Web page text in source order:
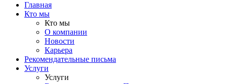
Главная
Кто мы
Кто мы
О компании
Новости
Карьера
Рекомендательные письма
Услуги
Услуги